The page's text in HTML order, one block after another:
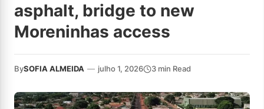
asphalt, bridge to new
Moreninhas access
BySOFIA ALMEIDA — julho 1, 2026 3 min Read